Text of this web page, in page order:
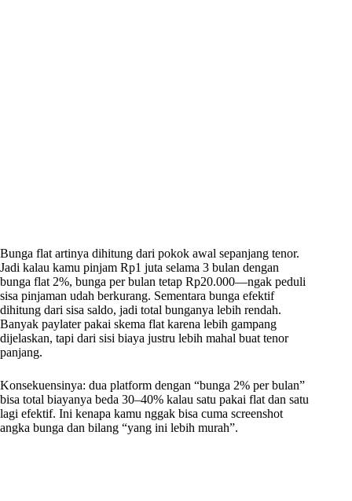
Bunga flat artinya dihitung dari pokok awal sepanjang tenor.
Jadi kalau kamu pinjam Rp1 juta selama 3 bulan dengan
bunga flat 2%, bunga per bulan tetap Rp20.000—ngak peduli
sisa pinjaman udah berkurang. Sementara bunga efektif
dihitung dari sisa saldo, jadi total bunganya lebih rendah.
Banyak paylater pakai skema flat karena lebih gampang
dijelaskan, tapi dari sisi biaya justru lebih mahal buat tenor
panjang.
Konsekuensinya: dua platform dengan “bunga 2% per bulan”
bisa total biayanya beda 30–40% kalau satu pakai flat dan satu
lagi efektif. Ini kenapa kamu nggak bisa cuma screenshot
angka bunga dan bilang “yang ini lebih murah”.